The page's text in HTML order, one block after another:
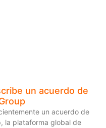
un acuerdo de
un acuerdo de
la plataforma global de